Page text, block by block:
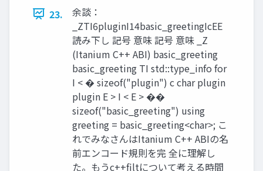
23.
余談：
_ZTI6pluginI14basic_greetingIcEE
読み下し 記号 意味 記号 意味 _Z
(Itanium C++ ABI) basic_greeting
basic_greeting TI std::type_info for
I < � sizeof("plugin") c char plugin
plugin E > I < E > ��
sizeof("basic_greeting") using
greeting = basic_greeting<char>; こ
れでみなさんはItanium C++ ABIの名
前エンコード規則を完 全に理解し
た。もうc++ﬁltについて考える時間